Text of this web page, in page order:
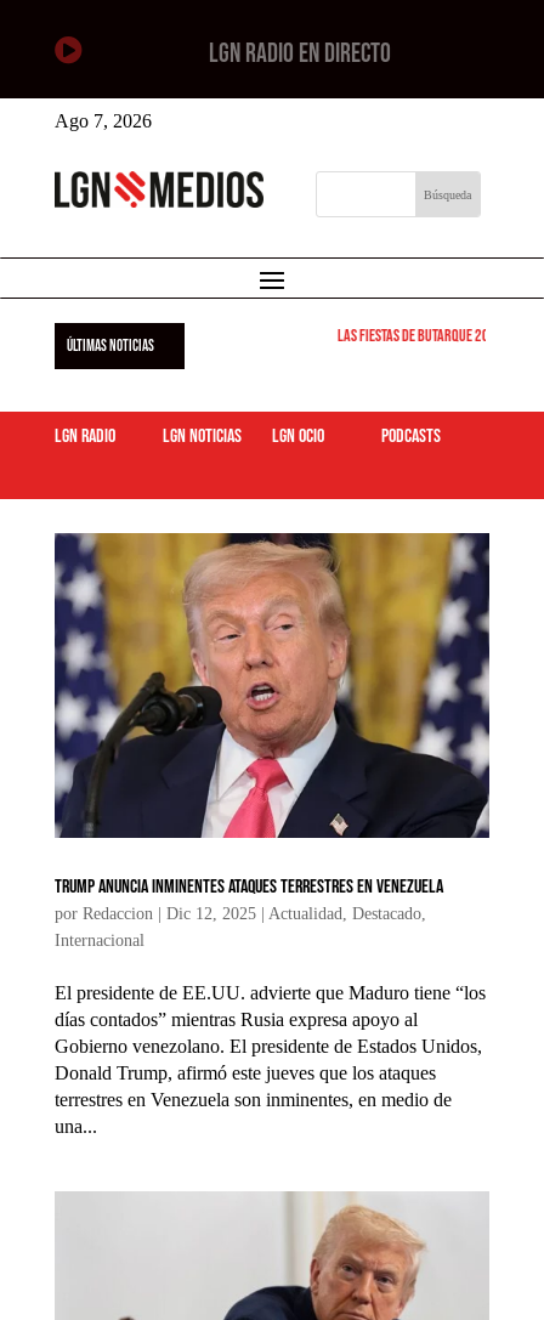
 LGN RADIO EN DIRECTO
Ago 7, 2026
ÚLTIMAS NOTICIAS Las Fiestas de Butarque 2026
LGN Radio LGN Noticias LGN ocio podcasts
Trump anuncia inminentes ataques terrestres en Venezuela
por Redaccion| Dic 12, 2025| Actualidad, Destacado,
Internacional
El presidente de EE.UU. advierte que Maduro tiene “los
días contados” mientras Rusia expresa apoyo al
Gobierno venezolano. El presidente de Estados Unidos,
Donald Trump, afirmó este jueves que los ataques
terrestres en Venezuela son inminentes, en medio de
una...